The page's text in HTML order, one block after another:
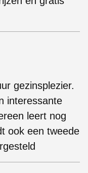
gezinsplezier.
interessante
leert nog
ook een tweede